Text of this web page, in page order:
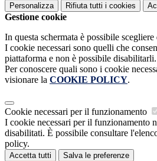
Personalizza Rifiuta tutti i cookies
Gestione cookie
In questa schermata è possibile
I cookie necessari sono quelli che
piattaforma e non è possibile disabilitarli.
Per conoscere quali sono i cookie
visionare la COOKIE POLICY.
Cookie necessari per il funzionamento
I cookie necessari per il funzionamento
disabilitati. È possibile consultare
policy.
Accetta tutti Salva le preferenze